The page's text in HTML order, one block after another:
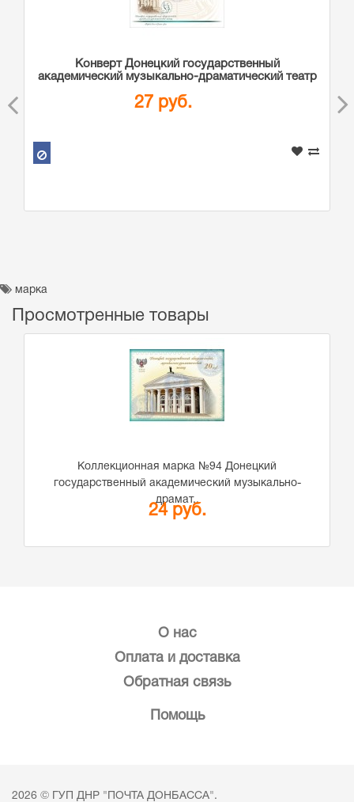
Конверт Донецкий государственный
академический музыкально-драматический театр
27 руб.
марка
Просмотренные товары
Коллекционная марка №94 Донецкий
государственный академический музыкально-
драмат..
24 руб.
О нас
Оплата и доставка
Обратная связь
Помощь
2026 © ГУП ДНР "ПОЧТА ДОНБАССА".